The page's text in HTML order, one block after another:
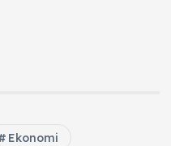
Ekonomi